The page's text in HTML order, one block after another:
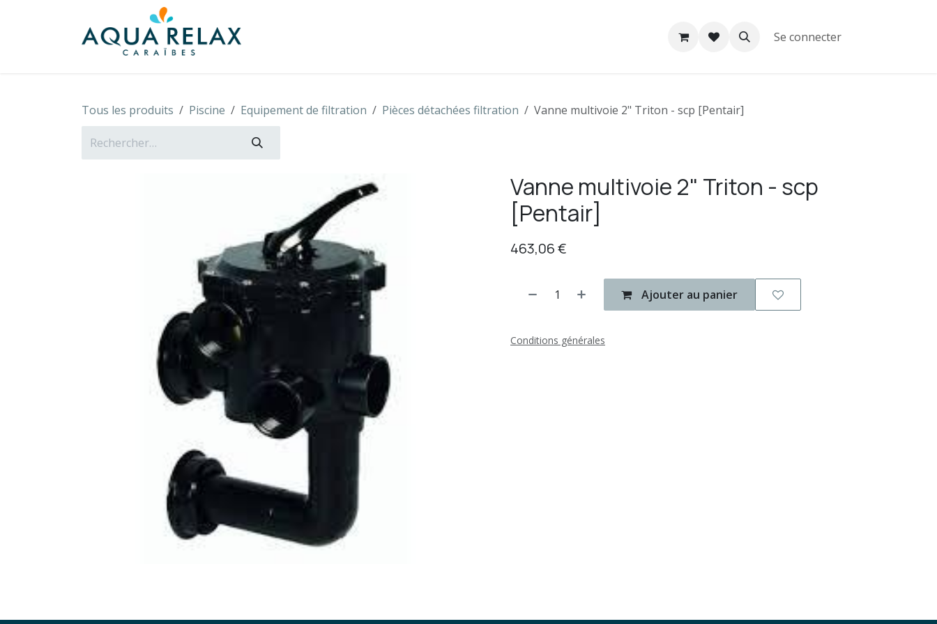
Se connecter
Tous les produits Piscine Equipement de filtration Pièces détachées filtration Vanne multivoie 2" Triton - scp [Pentair]
Vanne multivoie 2" Triton - scp
[Pentair]
463,06€
Ajouter au panier
Conditions générales